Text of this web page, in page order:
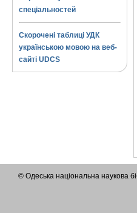
спеціальностей
Скорочені таблиці УДК
українською мовою на веб-
сайті UDCS
© Одеська національна наукова